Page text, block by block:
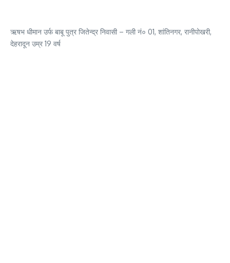
ऋषभ धीमान उर्फ बाबू पुत्र जितेन्द्र निवासी – गली नं० 01, शांतिनगर, रानीपोखरी,
देहरादून उम्र 19 वर्ष